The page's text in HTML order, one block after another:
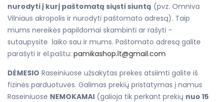
nurodyti į kurį paštomatą siųsti siuntą (pvz. Omniva
Vilniaus akropolis ir nurodyti paštomato adresą). Taip
mums nereikės papildomai skambinti ar rašyti -
sutaupysite laiko sau ir mums. Paštomato adresą galite
parašyti ir el.paštu: pamikashop.lt@gmail.com
DĖMESIO Raseiniuose užsakytas prekes atsiimti galite iš
fizinės parduotuvės. Galimas prekių pristatymas į namus
Raseiniuose NEMOKAMAI (galioja tik perkant prekių nuo 15